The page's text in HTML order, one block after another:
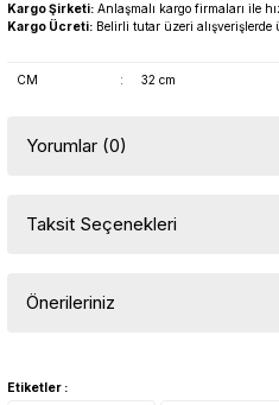
Kargo Şirketi: Anlaşmalı kargo firmaları ile
Kargo Ücreti: Belirli tutar üzeri alışverişlerde
CM : 32 cm
Yorumlar (0)
Taksit Seçenekleri
Önerileriniz
konularda yetersiz gördüğünüz
Etiketler :